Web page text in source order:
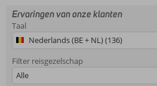
Ervaringen van onze klanten
Taal
Nederlands (BE + NL) (136)
Filter reisgezelschap
Alle